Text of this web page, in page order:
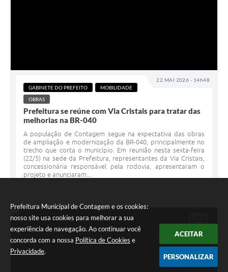
Prefeitura Municipal de Contagem e os cookies:
nosso site usa cookies para melhorar a sua
experiência de navegação. Ao continuar você
concorda com a nossa Política de Cookies e
Privacidade.
ACEITAR
PERSONALIZAR
22 MAI 2026 - 14h48
GABINETE DO PREFEITO
MOBILIDADE
OBRAS
Prefeitura se reúne com Via Cristais para tratar das
melhorias na BR-040
A população de Contagem segue na expectativa das obras
de ampliação e modernização da BR-040, principalmente no
trecho que corta o município. Em reunião nesta sexta-feira
(22/5) na sede da Prefeitura, representantes da Via Cristais,
concessionária responsável pela rodovia, apresentaram o
projeto e anunciaram...
MAI
21